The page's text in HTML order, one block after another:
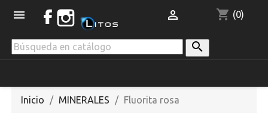
 shopping_cart (0)


Inicio MINERALES Fluorita rosa